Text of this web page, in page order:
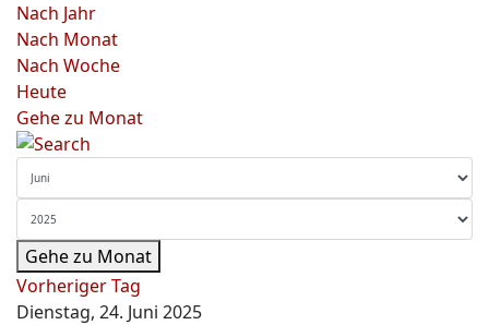
Nach Jahr
Nach Monat
Nach Woche
Heute
Gehe zu Monat
Gehe zu Monat
Vorheriger Tag
Dienstag, 24. Juni 2025